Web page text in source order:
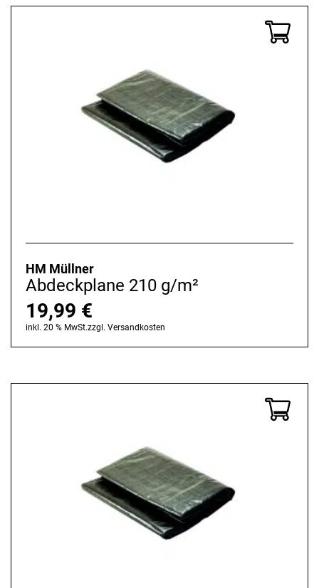
HM Müllner
Abdeckplane 210 g/m²
19,99 €
inkl. 20 % MwSt.zzgl. Versandkosten